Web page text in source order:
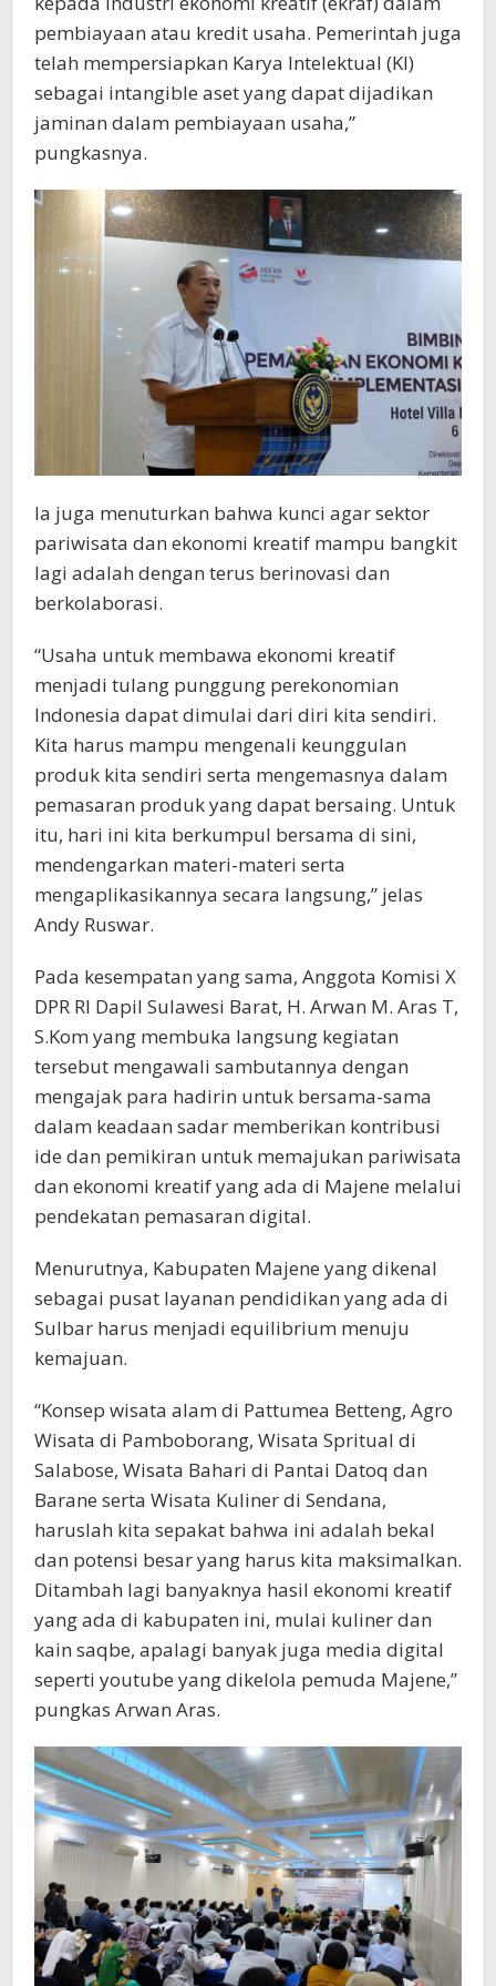
pembiayaan atau kredit usaha. Pemerintah juga
telah mempersiapkan Karya Intelektual (KI)
sebagai intangible aset yang dapat dijadikan
jaminan dalam pembiayaan usaha,”
pungkasnya.
Ia juga menuturkan bahwa kunci agar sektor
pariwisata dan ekonomi kreatif mampu bangkit
lagi adalah dengan terus berinovasi dan
berkolaborasi.
“Usaha untuk membawa ekonomi kreatif
menjadi tulang punggung perekonomian
Indonesia dapat dimulai dari diri kita sendiri.
Kita harus mampu mengenali keunggulan
produk kita sendiri serta mengemasnya dalam
pemasaran produk yang dapat bersaing. Untuk
itu, hari ini kita berkumpul bersama di sini,
mendengarkan materi-materi serta
mengaplikasikannya secara langsung,” jelas
Andy Ruswar.
Pada kesempatan yang sama, Anggota Komisi X
DPR RI Dapil Sulawesi Barat, H. Arwan M. Aras T,
S.Kom yang membuka langsung kegiatan
tersebut mengawali sambutannya dengan
mengajak para hadirin untuk bersama-sama
dalam keadaan sadar memberikan kontribusi
ide dan pemikiran untuk memajukan pariwisata
dan ekonomi kreatif yang ada di Majene melalui
pendekatan pemasaran digital.
Menurutnya, Kabupaten Majene yang dikenal
sebagai pusat layanan pendidikan yang ada di
Sulbar harus menjadi equilibrium menuju
kemajuan.
“Konsep wisata alam di Pattumea Betteng, Agro
Wisata di Pamboborang, Wisata Spritual di
Salabose, Wisata Bahari di Pantai Datoq dan
Barane serta Wisata Kuliner di Sendana,
haruslah kita sepakat bahwa ini adalah bekal
dan potensi besar yang harus kita maksimalkan.
Ditambah lagi banyaknya hasil ekonomi kreatif
yang ada di kabupaten ini, mulai kuliner dan
kain saqbe, apalagi banyak juga media digital
seperti youtube yang dikelola pemuda Majene,”
pungkas Arwan Aras.